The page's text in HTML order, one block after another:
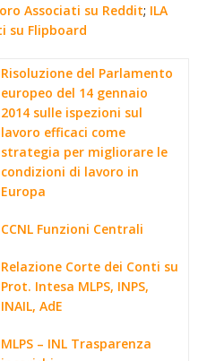
Associati su Reddit; ILA
su Flipboard
Risoluzione del Parlamento
europeo del 14 gennaio
2014 sulle ispezioni sul
lavoro efficaci come
strategia per migliorare le
condizioni di lavoro in
Europa
CCNL Funzioni Centrali
Relazione Corte dei Conti su
Prot. Intesa MLPS, INPS,
INAIL, AdE
MLPS – INL Trasparenza